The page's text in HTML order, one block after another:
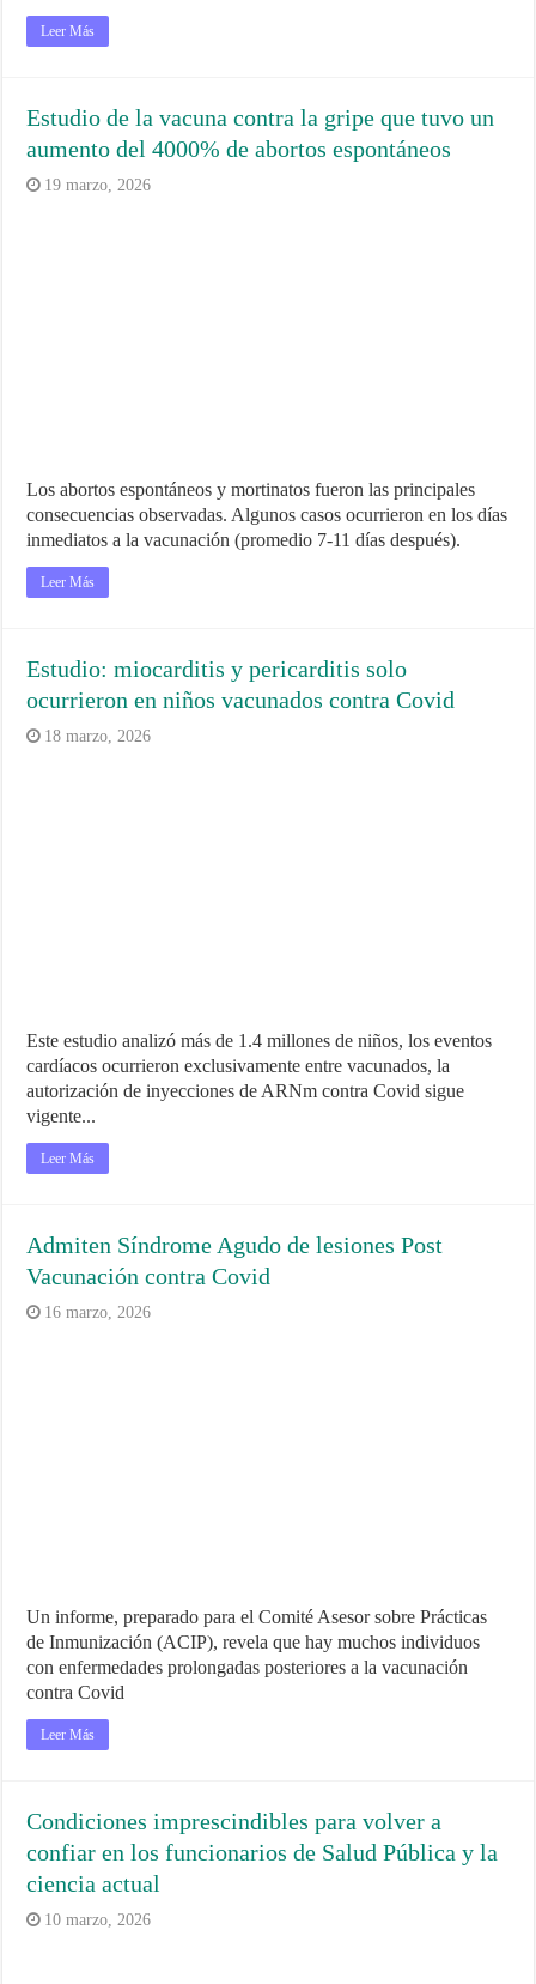
Leer Más
Estudio de la vacuna contra la gripe que tuvo un
aumento del 4000% de abortos espontáneos
19 marzo, 2026
Los abortos espontáneos y mortinatos fueron las principales
consecuencias observadas. Algunos casos ocurrieron en los días
inmediatos a la vacunación (promedio 7‑11 días después).
Leer Más
Estudio: miocarditis y pericarditis solo
ocurrieron en niños vacunados contra Covid
18 marzo, 2026
Este estudio analizó más de 1.4 millones de niños, los eventos
cardíacos ocurrieron exclusivamente entre vacunados, la
autorización de inyecciones de ARNm contra Covid sigue
vigente...
Leer Más
Admiten Síndrome Agudo de lesiones Post
Vacunación contra Covid
16 marzo, 2026
Un informe, preparado para el Comité Asesor sobre Prácticas
de Inmunización (ACIP), revela que hay muchos individuos
con enfermedades prolongadas posteriores a la vacunación
contra Covid
Leer Más
Condiciones imprescindibles para volver a
confiar en los funcionarios de Salud Pública y la
ciencia actual
10 marzo, 2026